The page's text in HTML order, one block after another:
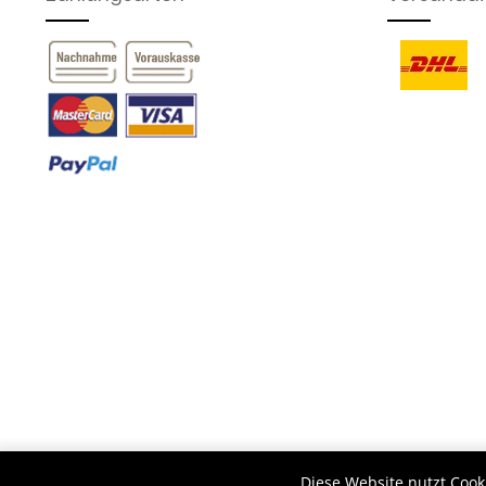
* Alle Preise inkl.